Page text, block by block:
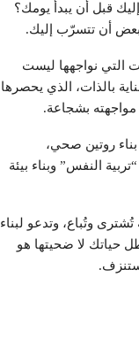
قبل أن يبدأ يومك؟
أن تتسرّب إليك.
التي نواجهها ليست
بالذات، الذي يحصرها
مواجهته بشجاعة.
بناء روتين صحي،
النفس” وبناء بيئة
وتُباع، وتدعو لبناء
حياتك لا ضحيتها هو